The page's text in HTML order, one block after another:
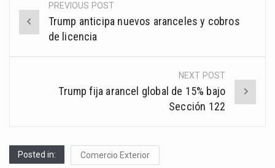
Post
navigation
PREVIOUS POST
Trump anticipa nuevos aranceles y cobros
de licencia
NEXT POST
Trump fija arancel global de 15% bajo
Sección 122
Posted in: Comercio Exterior